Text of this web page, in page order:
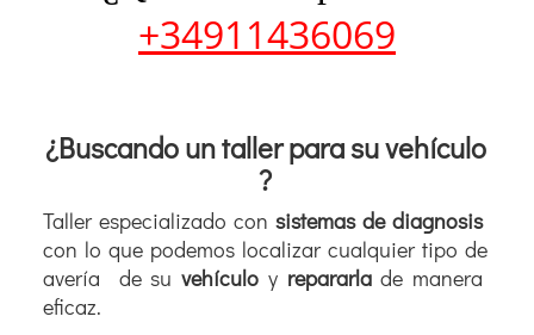
+34911436069
¿Buscando un taller para su vehículo
?
Taller especializado con sistemas de diagnosis
con lo que podemos localizar cualquier tipo de
avería de su vehículo y repararlade manera
eficaz.